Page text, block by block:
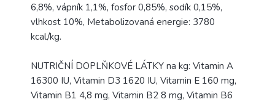
6,8%, vápník 1,1%, fosfor 0,85%, sodík 0,15%,
vlhkost 10%, Metabolizovaná energie: 3780
kcal/kg.
NUTRIČNÍ DOPLŇKOVÉ LÁTKY na kg: Vitamin A
16300 IU, Vitamin D3 1620 IU, Vitamin E 160 mg,
Vitamin B1 4,8 mg, Vitamin B2 8 mg, Vitamin B6